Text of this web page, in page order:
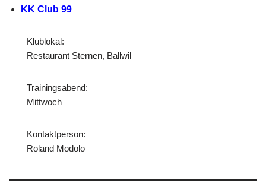
KK Club 99
Klublokal:
Restaurant Sternen, Ballwil
Trainingsabend:
Mittwoch
Kontaktperson:
Roland Modolo